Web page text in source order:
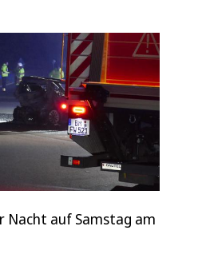
Nacht auf Samstag am